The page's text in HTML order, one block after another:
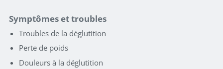
Symptômes et troubles
Troubles de la déglutition
Perte de poids
Douleurs à la déglutition